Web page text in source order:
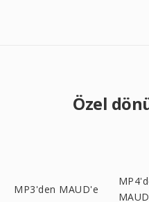
Özel
MP3'den MAUD'e